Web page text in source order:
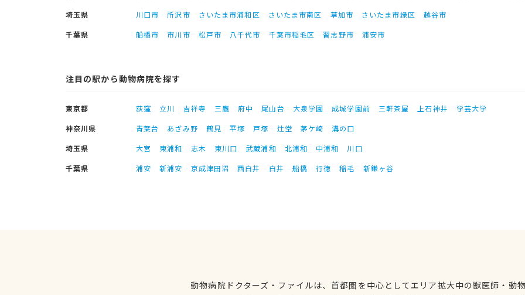
埼玉県
川口市 所沢市 さいたま市浦和区 さいたま市南区 草加市 さいたま市緑区
越谷市
千葉県
船橋市 市川市 松戸市 八千代市 千葉市稲毛区 習志野市 浦安市
注目の駅から動物病院を探す
東京都 荻窪 立川 吉祥寺 三鷹 府中 尾山台 大泉学園 成城学園前 三軒茶屋 上石神井
学芸大学
神奈川県
青葉台 あざみ野 鶴見 平塚 戸塚 辻堂 茅ケ崎
溝の口
埼玉県
大宮 東浦和 志木 東川口 武蔵浦和 北浦和 中浦和
川口
千葉県
浦安 新浦安 京成津田沼 西白井 白井 船橋 行徳 稲毛 新鎌ヶ谷
動物病院ドクターズ・ファイルは、首都圏を中心としてエリア拡大中の獣医師・動